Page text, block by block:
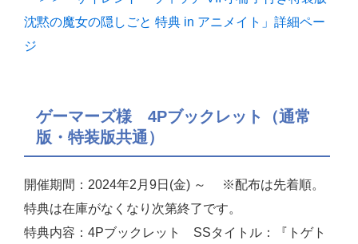
沈黙の魔女の隠しごと 特典 in アニメイト」詳細ペー
ジ
ゲーマーズ様 4Pブックレット（通常
版・特装版共通）
開催期間：2024年2月9日(金) ～ ※配布は先着順。
特典は在庫がなくなり次第終了です。
特典内容：4Pブックレット SSタイトル：『トゲト